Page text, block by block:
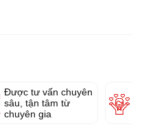
Được tư vấn chuyên
sâu, tận tâm từ
chuyên gia